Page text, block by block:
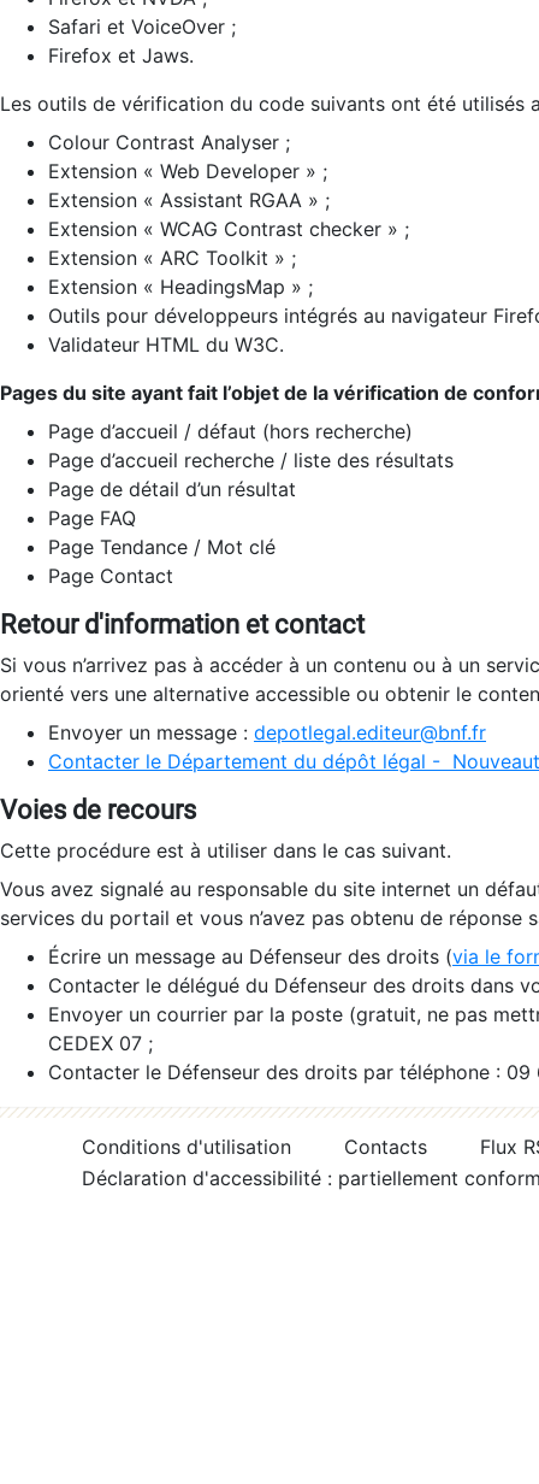
Safari et VoiceOver ;
Firefox et Jaws.
Les outils de vérification du code suivants ont été utilisés
Colour Contrast Analyser ;
Extension « Web Developer » ;
Extension « Assistant RGAA » ;
Extension « WCAG Contrast checker » ;
Extension « ARC Toolkit » ;
Extension « HeadingsMap » ;
Outils pour développeurs intégrés au navigateur
Validateur HTML du W3C.
Pages du site ayant fait l’objet de la vérification de
Page d’accueil / défaut (hors recherche)
Page d’accueil recherche / liste des résultats
Page de détail d’un résultat
Page FAQ
Page Tendance / Mot clé
Page Contact
Retour d'information et contact
Si vous n’arrivez pas à accéder à un contenu ou à un
orienté vers une alternative accessible ou obtenir le
Envoyer un message : depotlegal.editeur@bnf.fr
Contacter le Département du dépôt légal -
Voies de recours
Cette procédure est à utiliser dans le cas suivant.
Vous avez signalé au responsable du site internet un
services du portail et vous n’avez pas obtenu de réponse
Écrire un message au Défenseur des droits (via le
Contacter le délégué du Défenseur des droits dans
Envoyer un courrier par la poste (gratuit, ne pas
CEDEX 07 ;
Contacter le Défenseur des droits par téléphone :
Conditions d'utilisation Contacts
Flux
Déclaration d'accessibilité : partiellement